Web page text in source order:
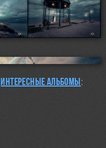
Интересные альбомы: